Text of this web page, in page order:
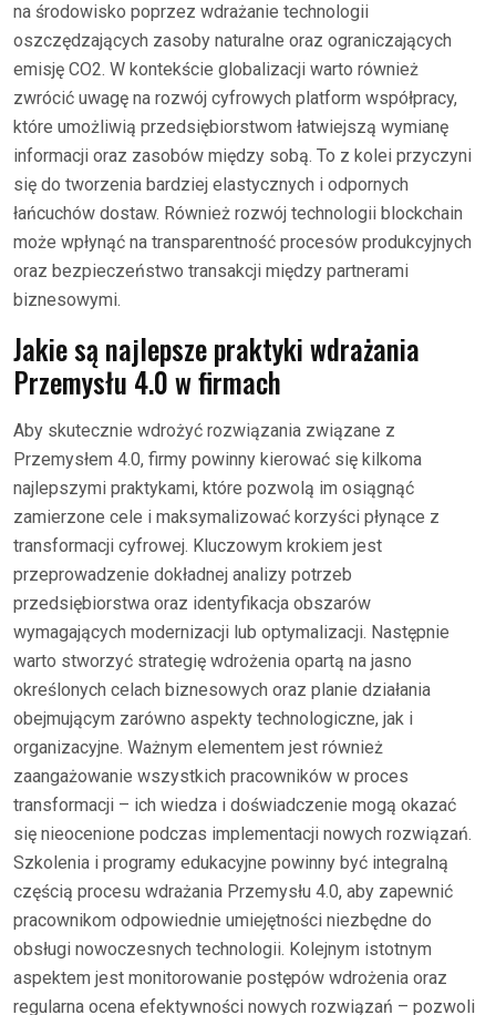
na środowisko poprzez wdrażanie technologii
oszczędzających zasoby naturalne oraz ograniczających
emisję CO2. W kontekście globalizacji warto również
zwrócić uwagę na rozwój cyfrowych platform współpracy,
które umożliwią przedsiębiorstwom łatwiejszą wymianę
informacji oraz zasobów między sobą. To z kolei przyczyni
się do tworzenia bardziej elastycznych i odpornych
łańcuchów dostaw. Również rozwój technologii blockchain
może wpłynąć na transparentność procesów produkcyjnych
oraz bezpieczeństwo transakcji między partnerami
biznesowymi.
Jakie są najlepsze praktyki wdrażania
Przemysłu 4.0 w firmach
Aby skutecznie wdrożyć rozwiązania związane z
Przemysłem 4.0, firmy powinny kierować się kilkoma
najlepszymi praktykami, które pozwolą im osiągnąć
zamierzone cele i maksymalizować korzyści płynące z
transformacji cyfrowej. Kluczowym krokiem jest
przeprowadzenie dokładnej analizy potrzeb
przedsiębiorstwa oraz identyfikacja obszarów
wymagających modernizacji lub optymalizacji. Następnie
warto stworzyć strategię wdrożenia opartą na jasno
określonych celach biznesowych oraz planie działania
obejmującym zarówno aspekty technologiczne, jak i
organizacyjne. Ważnym elementem jest również
zaangażowanie wszystkich pracowników w proces
transformacji – ich wiedza i doświadczenie mogą okazać
się nieocenione podczas implementacji nowych rozwiązań.
Szkolenia i programy edukacyjne powinny być integralną
częścią procesu wdrażania Przemysłu 4.0, aby zapewnić
pracownikom odpowiednie umiejętności niezbędne do
obsługi nowoczesnych technologii. Kolejnym istotnym
aspektem jest monitorowanie postępów wdrożenia oraz
regularna ocena efektywności nowych rozwiązań – pozwoli